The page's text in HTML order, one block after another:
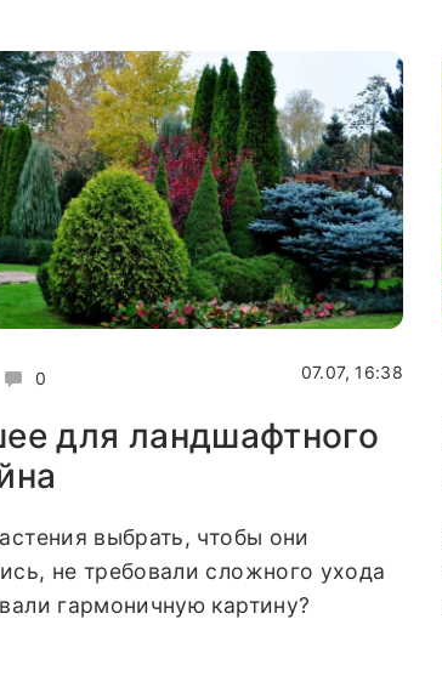
0 07.07, 16:38
для ландшафтного
выбрать, чтобы они
не требовали сложного ухода
гармоничную картину?